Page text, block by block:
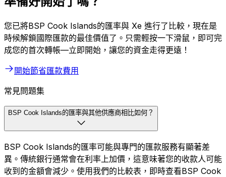
您已將BSP Cook Islands的匯率與 Xe 進行了比較，現在是
時候解鎖國際匯款的最佳價值了。只需輕按一下滑鼠，即可完
成您的首次轉帳—立即開始，讓您的資金走得更遠！
開始節省匯款費用
常見問題集
BSP Cook Islands的匯率與其他供應商相比如何？
BSP Cook Islands的匯率可能與專門的匯款服務有顯著差
異。傳統銀行通常會在利率上加價，這意味著您的收款人可能
收到的金額會減少。使用我們的比較表，即時查看BSP Cook